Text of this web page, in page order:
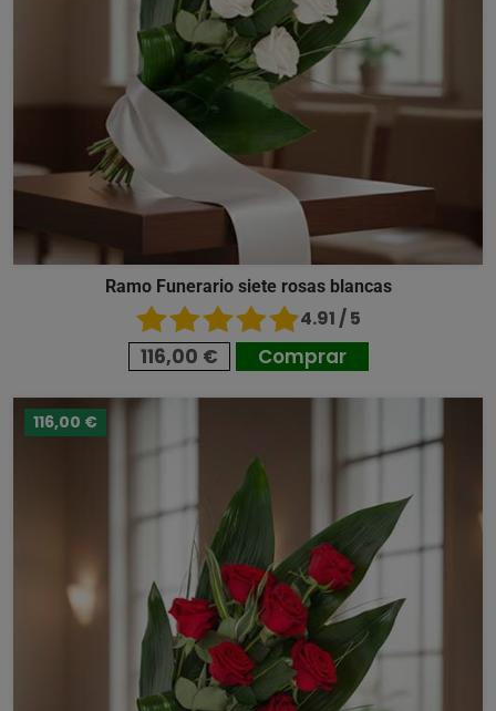
Ramo Funerario siete rosas blancas
4.91 / 5
116,00 € Comprar
116,00 €